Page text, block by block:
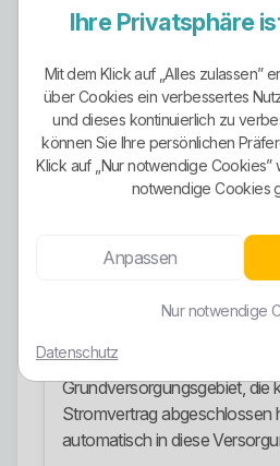
wenigstens ein echter
Stromangebote
Im Privatkundenbereich sind
Stromangebote sichtbar. Für
allem meinGOTHAstrom 26
Kunden außerhalb Gothas
meinTHÜRINGENstrom 26 und
Standardlösung für Haushalte
Grundversorgungsgebiet, die
Stromvertrag abgeschlossen
automatisch in diese
Ihre Privatsphäre
Mit dem Klick auf „Alles zulassen”
über Cookies ein verbessertes
und dieses kontinuierlich zu
können Sie Ihre persönlichen
Klick auf „Nur notwendige
notwendige Cookies
Anpassen
Nur notwendige
Datenschutz